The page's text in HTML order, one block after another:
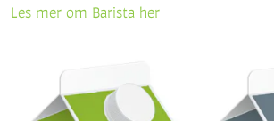
Les mer om Barista her